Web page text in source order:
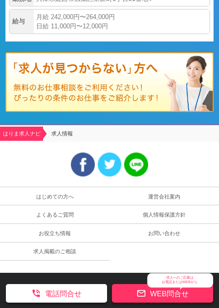
給与
月給 242,000円〜264,000円
日給 11,000円〜12,000円
はりま求人ナビ 求人情報
はじめての方へ 運営会社案内
よくあるご質問 個人情報保護方針
お役立ち情報 お問い合わせ
求人掲載のご相談
求人へのご応募は
お電話またはWEBから
 WEB問合せ
 電話問合せ